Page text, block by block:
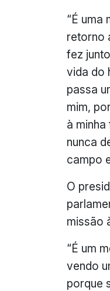
“É uma
retorno
fez
vida do
passa
mim,
à
nunca
campo
O
missão
“É um
vendo
porque